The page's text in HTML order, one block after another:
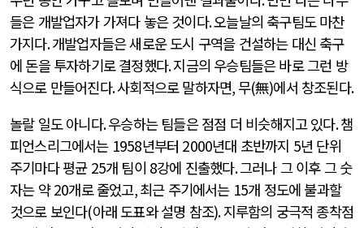
들은 개발업자가 가져다 놓은 것이다.오늘날의 축구팀도 마찬
가지다.개발업자들은 새로운 도시 구역을 건설하는 대신 축구
에 돈을 투자하기로 결정했다.지금의 우승팀들은 바로 그런 방
식으로 만들어진다.사회적으로 말하자면, 무(無)에서 창조된다.
놀랄 일도 아니다.우승하는 팀들은 점점 더 비슷해지고 있다.챔
피언스리그에서는 1958년부터 2000년대 초반까지 5년 단위
주기마다 평균 25개 팀이 8강에 진출했다.그러나 그 이후 그 숫
자는 약20개로 줄었고,최근 주기에서는 15개 정도에 불과할
것으로 보인다(아래 도표와 설명 참조).지루함의 궁극적 종착점